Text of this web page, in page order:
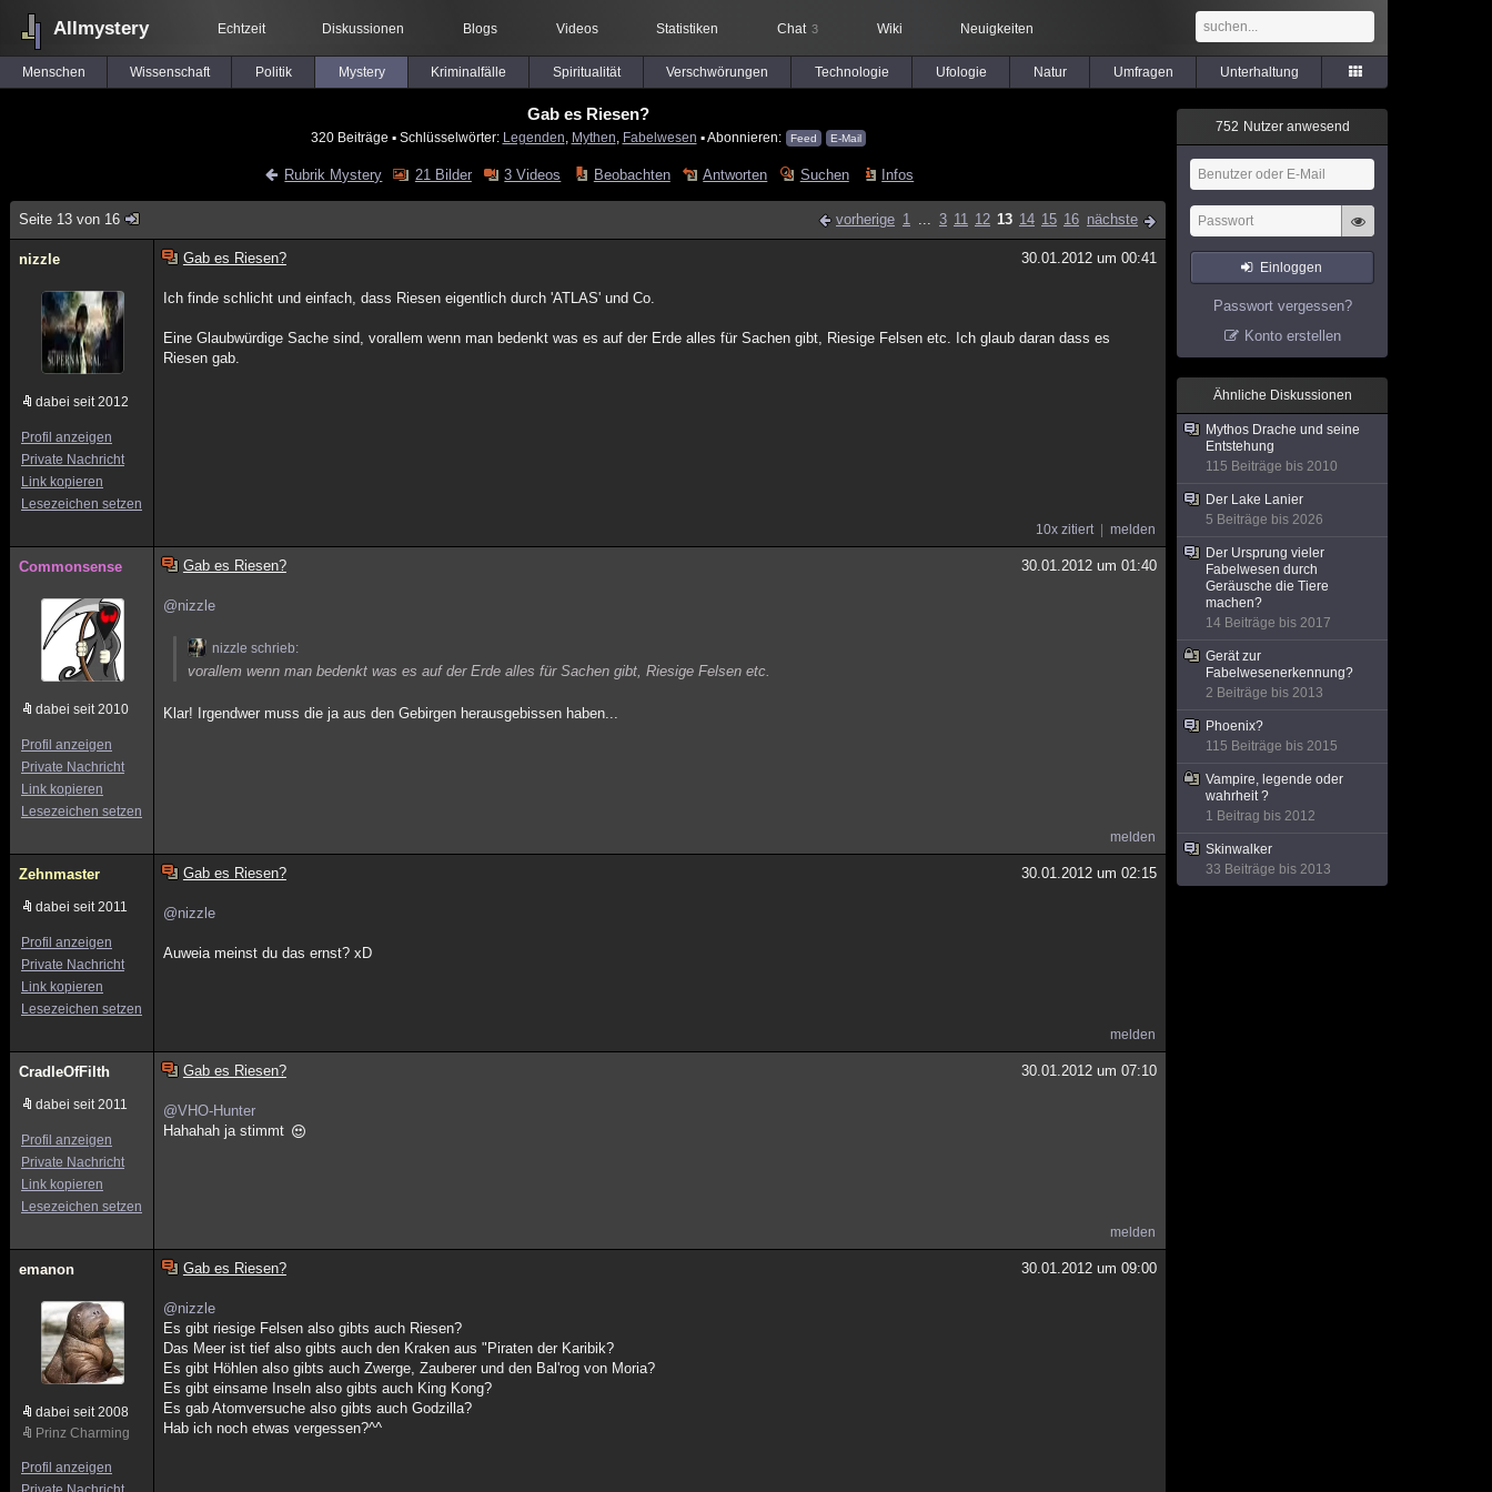
Allmystery Echtzeit Diskussionen Blogs Videos Statistiken Chat 3 Wiki Neuigkeiten
Menschen Wissenschaft Politik Mystery Kriminalfälle Spiritualität Verschwörungen Technologie Ufologie Natur Umfragen Unterhaltung
Gab es Riesen?
320 Beiträge ▪ Schlüsselwörter: Legenden Mythen Fabelwesen ▪ Abonnieren: Feed E-Mail
Rubrik Mystery 21 Bilder 3 Videos Beobachten Antworten Suchen Infos
Seite 13 von 16 vorherige 1 ... 3 11 12 13 14 15 16 nächste
nizzle
dabei seit 2012
Profil anzeigen
Private Nachricht
Link kopieren
Lesezeichen setzen
Gab es Riesen? 30.01.2012 um 00:41
Ich finde schlicht und einfach, dass Riesen eigentlich durch 'ATLAS' und Co.
Eine Glaubwürdige Sache sind, vorallem wenn man bedenkt was es auf der Erde alles für Sachen gibt, Riesige Felsen etc. Ich glaub daran dass es
Riesen gab.
10x zitiert melden
Commonsense
dabei seit 2010
Profil anzeigen
Private Nachricht
Link kopieren
Lesezeichen setzen
Gab es Riesen? 30.01.2012 um 01:40
@nizzle
nizzle schrieb:
vorallem wenn man bedenkt was es auf der Erde alles für Sachen gibt, Riesige Felsen etc.
Klar! Irgendwer muss die ja aus den Gebirgen herausgebissen haben...
melden
Zehnmaster
dabei seit 2011
Profil anzeigen
Private Nachricht
Link kopieren
Lesezeichen setzen
Gab es Riesen? 30.01.2012 um 02:15
@nizzle
Auweia meinst du das ernst? xD
melden
CradleOfFilth
dabei seit 2011
Profil anzeigen
Private Nachricht
Link kopieren
Lesezeichen setzen
Gab es Riesen? 30.01.2012 um 07:10
@VHO-Hunter
Hahahah ja stimmt
melden
emanon
dabei seit 2008
Prinz Charming
Profil anzeigen
Gab es Riesen? 30.01.2012 um 09:00
@nizzle
Es gibt riesige Felsen also gibts auch Riesen?
Das Meer ist tief also gibts auch den Kraken aus "Piraten der Karibik?
Es gibt Höhlen also gibts auch Zwerge, Zauberer und den Bal'rog von Moria?
Es gibt einsame Inseln also gibts auch King Kong?
Es gab Atomversuche also gibts auch Godzilla?
Hab ich noch etwas vergessen?^^
752 Nutzer anwesend
Einloggen
Passwort vergessen?
Konto erstellen
Ähnliche Diskussionen
Mythos Drache und seine
Entstehung
115 Beiträge bis 2010
Der Lake Lanier
5 Beiträge bis 2026
Der Ursprung vieler
Fabelwesen durch
Geräusche die Tiere
machen?
14 Beiträge bis 2017
Gerät zur
Fabelwesenerkennung?
2 Beiträge bis 2013
Phoenix?
115 Beiträge bis 2015
Vampire, legende oder
wahrheit ?
1 Beitrag bis 2012
Skinwalker
33 Beiträge bis 2013